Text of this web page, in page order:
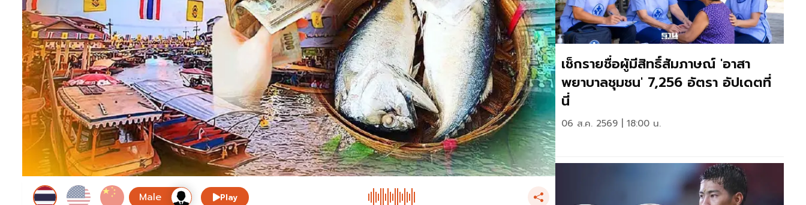
Play
เช็กรายชื่อผู้มีสิทธิ์สัมภาษณ์ 'อาสา
พยาบาลชุมชน' 7,256 อัตรา อัปเดตที่
นี่
06 ส.ค. 2569 | 18:00 น.